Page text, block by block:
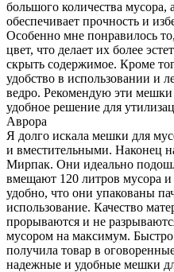
большого количества
обеспечивает прочность и
Особенно мне понравилось
цвет, что делает их более
скрыть содержимое. Кроме
удобство в использовании и
ведро. Рекомендую эти
удобное решение для
Аврора
Я долго искала мешки для
и вместительными. Наконец
Мирпак. Они идеально
вмещают 120 литров мусора
удобно, что они упакованы
использование. Качество
прорываются и не
мусором на максимум. Быстро
получила товар в
надежные и удобные мешки